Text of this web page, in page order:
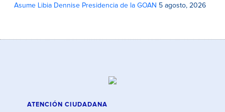
Asume Libia Dennise Presidencia de la GOAN 5 agosto, 2026
ATENCIÓN CIUDADANA